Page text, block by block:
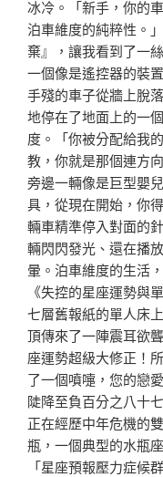
冰冷。「新手，你的
泊車維度的純粹性。
棄』，讓我看到了一
一個像是遙控器的裝
手殘的車子從牆上脫
地停在了地面上的一
度。「你被分配給我
教，你就是那個連方
旁邊一輛像是巨型嬰
具，從現在開始，你
輛車精準停入對面的
輛閃閃發光、還在播
暈。泊車維度的生活
《失控的星座運勢與
七層舊報紙的單人床
頂傳來了一陣震耳欲
座運勢超級大修正！
了一個噴嚏，您的戀
陡降至負百分之八十
正在經歷中年危機的
瓶，一個典型的水瓶
「星座預報壓力症候